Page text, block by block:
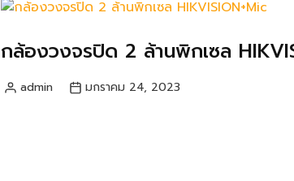
กล้องวงจรปิด 2 ล้านพิกเซล
admin มกราคม 24, 2023